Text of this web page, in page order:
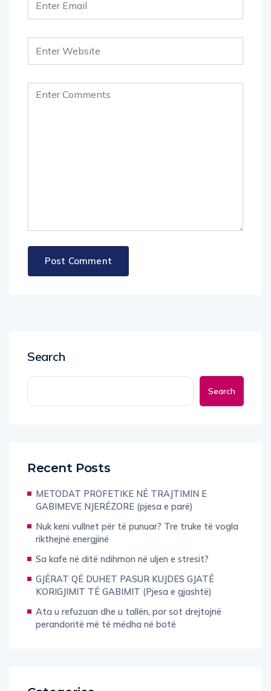
Search
Search
Recent Posts
METODAT PROFETIKE NË TRAJTIMIN E
GABIMEVE NJERËZORE (pjesa e parë)
Nuk keni vullnet për të punuar? Tre truke të vogla
rikthejnë energjinë
Sa kafe në ditë ndihmon në uljen e stresit?
GJËRAT QË DUHET PASUR KUJDES GJATË
KORIGJIMIT TË GABIMIT (Pjesa e gjashtë)
Ata u refuzuan dhe u tallën, por sot drejtojnë
perandoritë më të mëdha në botë